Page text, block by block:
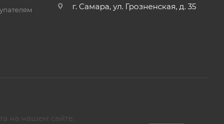
г. Самара, ул. Грозненская, д. 35
на нашем сайте.